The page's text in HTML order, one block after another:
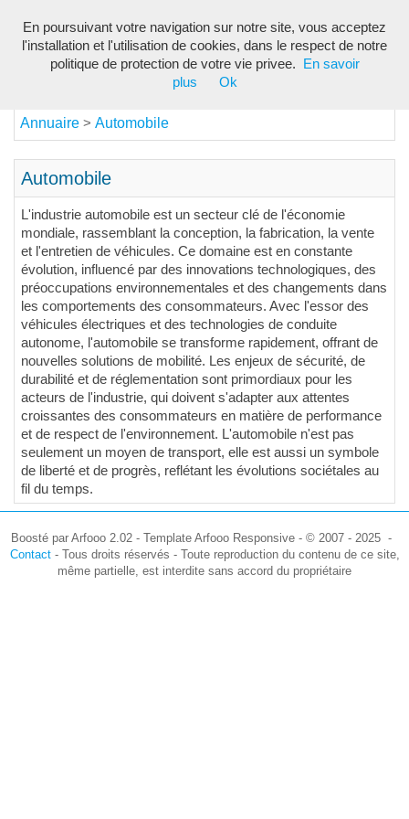
Annuaire > Automobile
Automobile
L'industrie automobile est un secteur clé de l'économie
mondiale, rassemblant la conception, la fabrication, la vente
et l'entretien de véhicules. Ce domaine est en constante
évolution, influencé par des innovations technologiques, des
préoccupations environnementales et des changements dans
les comportements des consommateurs. Avec l'essor des
véhicules électriques et des technologies de conduite
autonome, l'automobile se transforme rapidement, offrant de
nouvelles solutions de mobilité. Les enjeux de sécurité, de
durabilité et de réglementation sont primordiaux pour les
acteurs de l'industrie, qui doivent s'adapter aux attentes
croissantes des consommateurs en matière de performance
et de respect de l'environnement. L'automobile n'est pas
seulement un moyen de transport, elle est aussi un symbole
de liberté et de progrès, reflétant les évolutions sociétales au
fil du temps.
Boosté par Arfooo 2.02 - Template Arfooo Responsive - © 2007 - 2025 -
Contact- Tous droits réservés - Toute reproduction du contenu de ce site,
même partielle, est interdite sans accord du propriétaire
En poursuivant votre navigation sur notre site, vous acceptez
l'installation et l'utilisation de cookies, dans le respect de notre
politique de protection de votre vie privee.
En savoir
plus
Ok